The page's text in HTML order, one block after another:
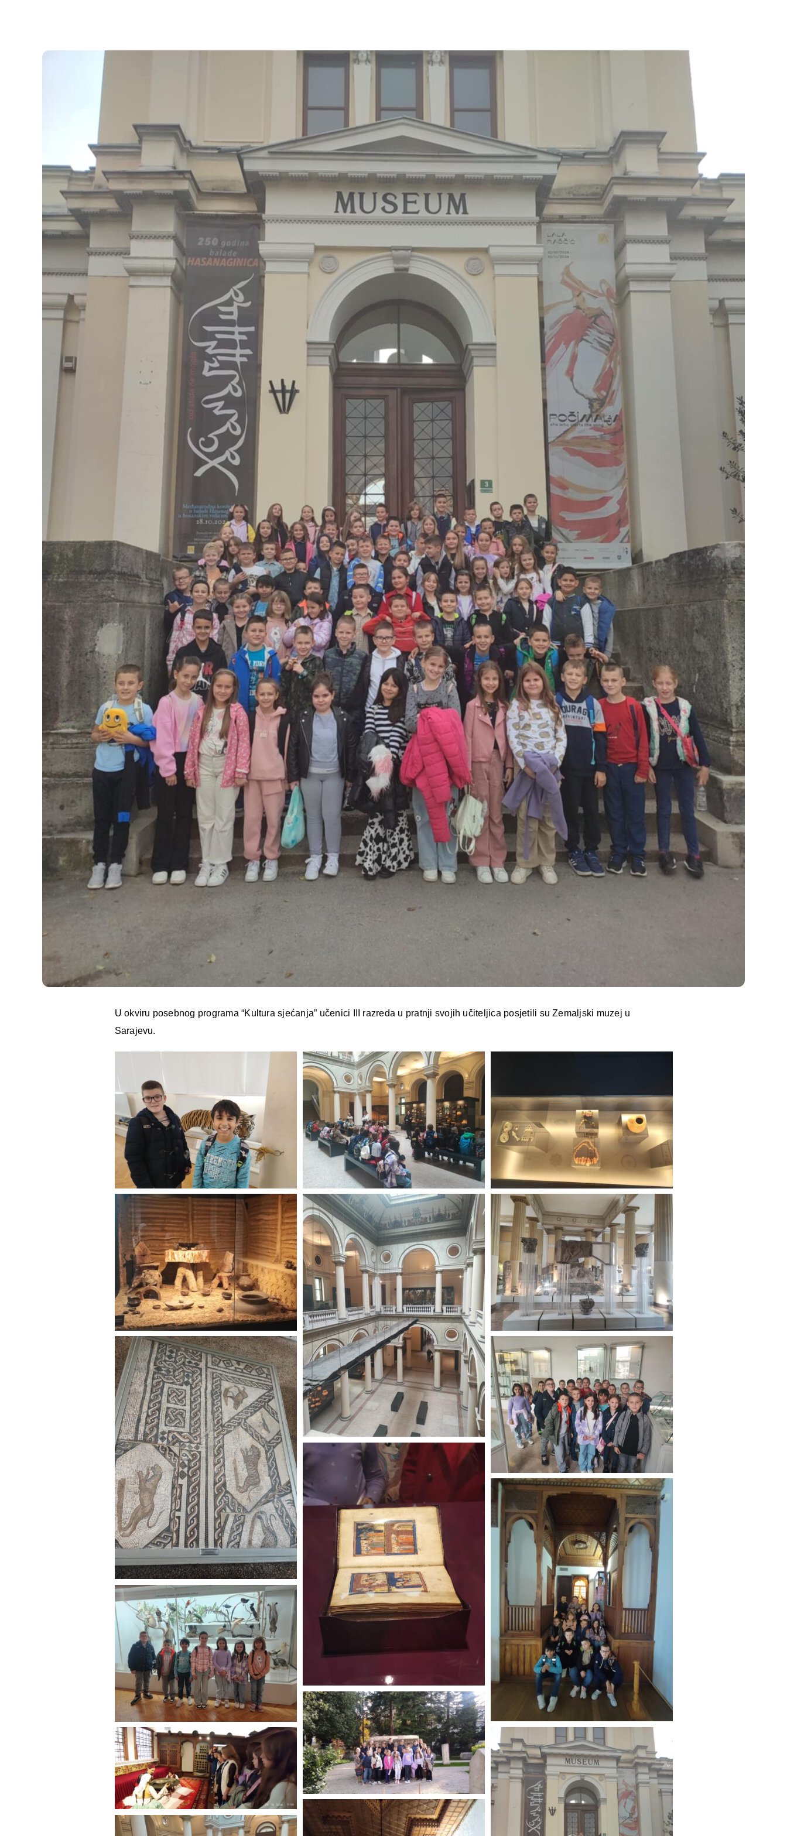
U okviru posebnog programa “Kultura sjećanja” učenici III razreda u pratnji svojih učiteljica posjetili su Zemaljski muzej u
Sarajevu.